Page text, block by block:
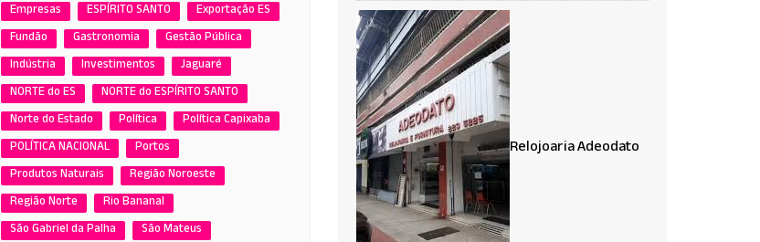
Empresas
ESPÍRITO SANTO
Exportação ES
Fundão
Gastronomia
Gestão Pública
Indústria
Investimentos
Jaguaré
NORTE do ES
NORTE do ESPÍRITO SANTO
Norte do Estado
Política
Política Capixaba
POLÍTICA NACIONAL
Portos
Produtos Naturais
Região Noroeste
Região Norte
Rio Bananal
São Gabriel da Palha
São Mateus
Relojoaria Adeodato